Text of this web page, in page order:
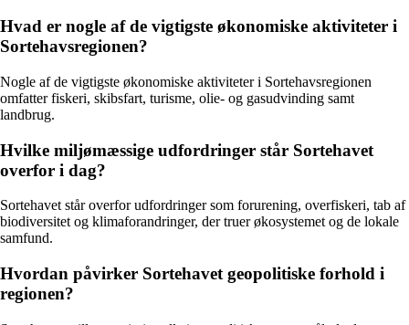
Hvad er nogle af de vigtigste økonomiske aktiviteter i
Sortehavsregionen?
Nogle af de vigtigste økonomiske aktiviteter i Sortehavsregionen
omfatter fiskeri, skibsfart, turisme, olie- og gasudvinding samt
landbrug.
Hvilke miljømæssige udfordringer står Sortehavet
overfor i dag?
Sortehavet står overfor udfordringer som forurening, overfiskeri, tab af
biodiversitet og klimaforandringer, der truer økosystemet og de lokale
samfund.
Hvordan påvirker Sortehavet geopolitiske forhold i
regionen?